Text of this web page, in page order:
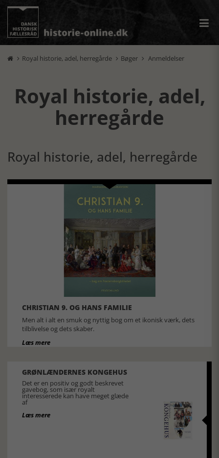
 Royal historie, adel, herregårde  Bøger  Anmeldelser
Royal historie, adel,
herregårde
Royal historie, adel, herregårde
CHRISTIAN 9. OG HANS FAMILIE
Men alt i alt en smuk og nyttig bog om et ikonisk værk, dets
tilblivelse og dets skaber.
Læs mere
GRØNLÆNDERNES KONGEHUS
Det er en positiv og godt beskrevet
gavebog, som især royalt
interesserede kan have meget glæde
af
Læs mere